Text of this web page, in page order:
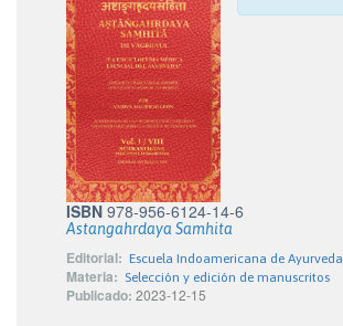
ISBN 978-956-6124-14-6
Astangahrdaya Samhita
Editorial: Escuela Indoamericana de Ayurveda
Materia: Selección y edición de manuscritos
Publicado: 2023-12-15